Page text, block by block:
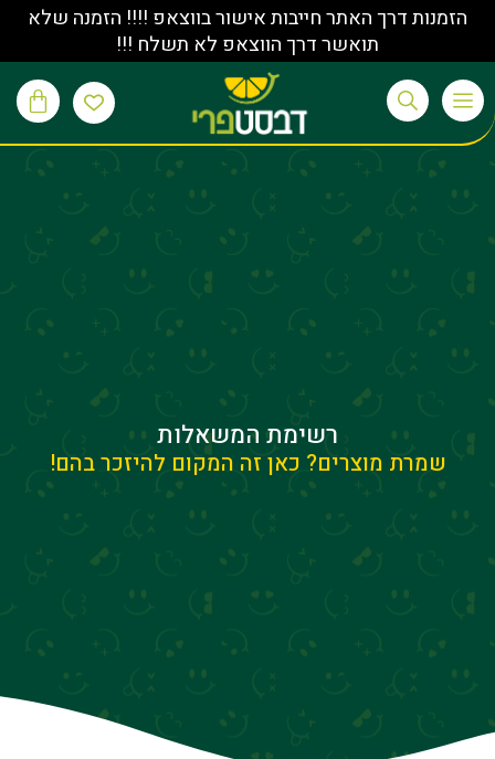
הזמנות דרך האתר חייבות אישור בווצאפ !!!! הזמנה שלא
תואשר דרך הווצאפ לא תשלח !!!
רשימת המשאלות
שמרת מוצרים? כאן זה המקום להיזכר בהם!